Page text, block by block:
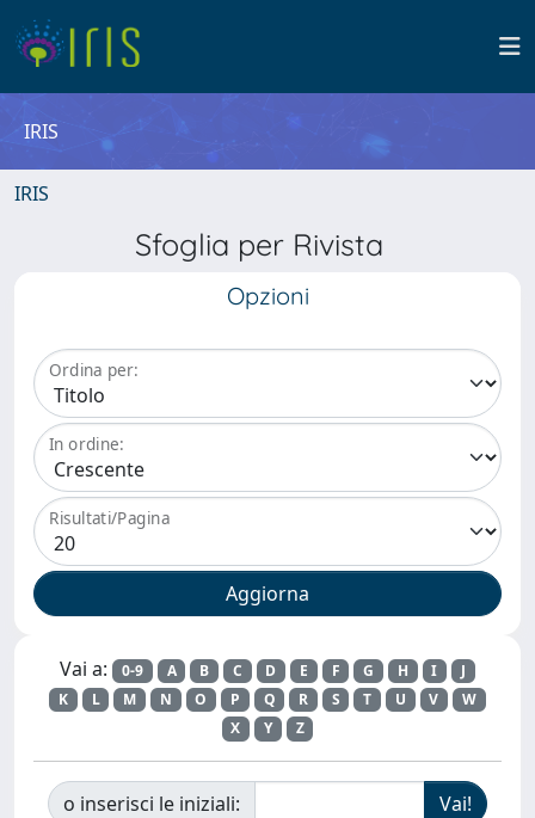
IRIS
IRIS
Sfoglia per Rivista
Opzioni
Ordina per:
In ordine:
Risultati/Pagina
Vai a: 0-9 A B C D E F G H I
J
K
L M N O P Q R S T U V
W
X
Y Z
o inserisci le iniziali: